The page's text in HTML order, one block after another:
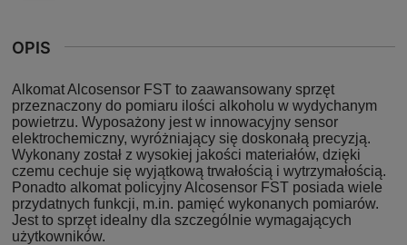
OPIS
Alkomat Alcosensor FST to zaawansowany sprzęt
przeznaczony do pomiaru ilości alkoholu w wydychanym
powietrzu. Wyposażony jest w innowacyjny sensor
elektrochemiczny, wyróżniający się doskonałą precyzją.
Wykonany został z wysokiej jakości materiałów, dzięki
czemu cechuje się wyjątkową trwałością i wytrzymałością.
Ponadto alkomat policyjny Alcosensor FST posiada wiele
przydatnych funkcji, m.in. pamięć wykonanych pomiarów.
Jest to sprzęt idealny dla szczególnie wymagających
użytkowników.